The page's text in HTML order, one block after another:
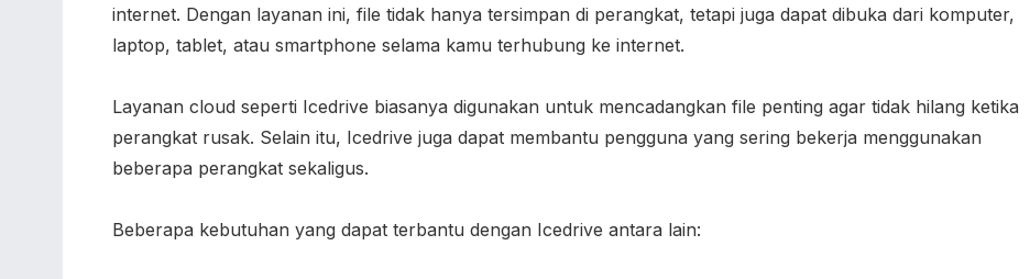
internet. Dengan layanan ini, file tidak hanya tersimpan di perangkat, tetapi juga dapat dibuka dari komputer,
laptop, tablet, atau smartphone selama kamu terhubung ke internet.
Layanan cloud seperti Icedrive biasanya digunakan untuk mencadangkan file penting agar tidak hilang ketika
perangkat rusak. Selain itu, Icedrive juga dapat membantu pengguna yang sering bekerja menggunakan
beberapa perangkat sekaligus.
Beberapa kebutuhan yang dapat terbantu dengan Icedrive antara lain: